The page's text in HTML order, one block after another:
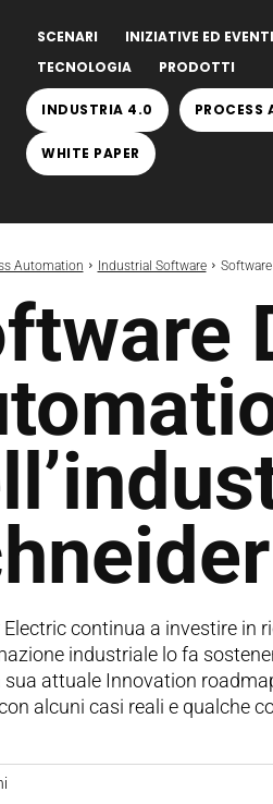
SCENARI INIZIATIVE ED EVENTI
TECNOLOGIA
PRODOTTI
INDUSTRIA 4.0
WHITE PAPER
Automation Industrial Software
continua a investire in
industriale lo fa
sua attuale Innovation
alcuni casi reali e qualche